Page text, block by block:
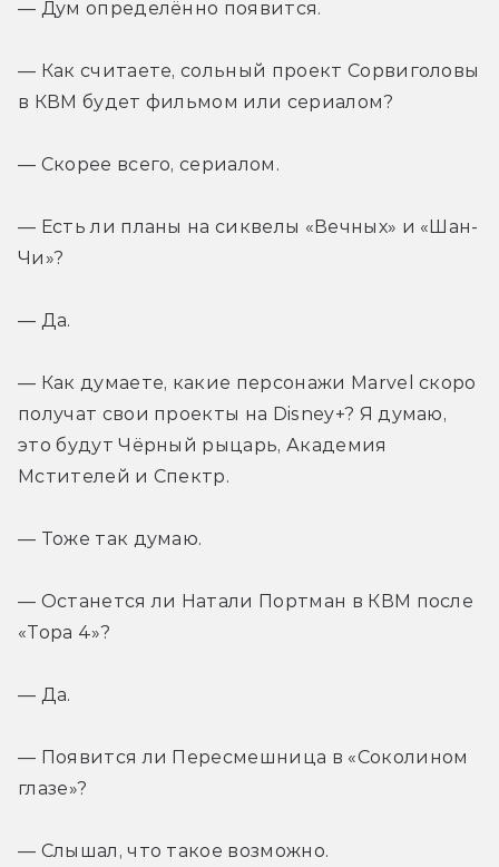
— Дум определённо появится.
— Как считаете, сольный проект Сорвиголовы
в КВМ будет фильмом или сериалом?
— Скорее всего, сериалом.
— Есть ли планы на сиквелы «Вечных» и «Шан-
Чи»?
— Да.
— Как думаете, какие персонажи Marvel скоро
получат свои проекты на Disney+? Я думаю,
это будут Чёрный рыцарь, Академия
Мстителей и Спектр.
— Тоже так думаю.
— Останется ли Натали Портман в КВМ после
«Тора 4»?
— Да.
— Появится ли Пересмешница в «Соколином
глазе»?
— Слышал, что такое возможно.